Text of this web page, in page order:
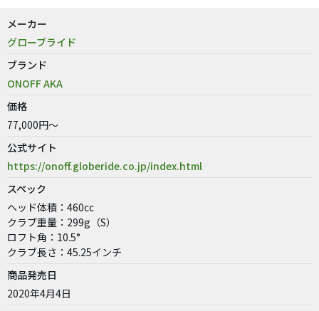
メーカー
グローブライド
ブランド
ONOFF AKA
価格
77,000円～
公式サイト
https://onoff.globeride.co.jp/index.html
スペック
ヘッド体積：460cc
クラブ重量：299g（S）
ロフト角：10.5°
クラブ長さ：45.25インチ
商品発売日
2020年4月4日